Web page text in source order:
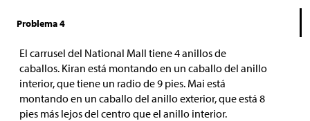
Problema 4
El carrusel del National Mall tiene 4 anillos de
caballos. Kiran está montando en un caballo del anillo
interior, que tiene un radio de 9 pies. Mai está
montando en un caballo del anillo exterior, que está 8
pies más lejos del centro que el anillo interior.